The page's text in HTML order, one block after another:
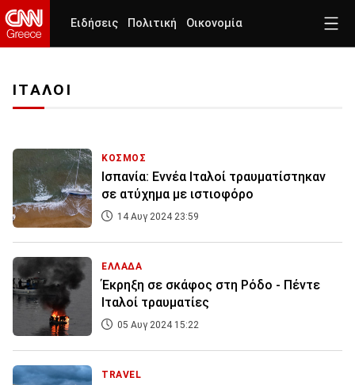
Ειδήσεις Πολιτική Οικονομία
ΙΤΑΛΟΙ
ΚΟΣΜΟΣ
Ισπανία: Εννέα Ιταλοί τραυματίστηκαν
σε ατύχημα με ιστιοφόρo
14 Αυγ 2024 23:59
ΕΛΛΑΔΑ
Έκρηξη σε σκάφος στη Ρόδο - Πέντε
Ιταλοί τραυματίες
05 Αυγ 2024 15:22
TRAVEL